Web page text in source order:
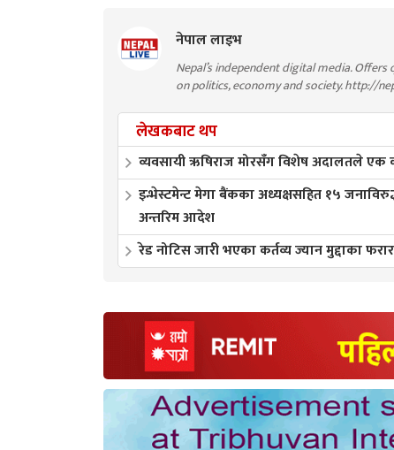
नेपाल लाइभ
Nepal’s independent digital media.
on politics, economy and society. http://
लेखकबाट थप
व्यवसायी ऋषिराज मोरसँग विशेष अदालतले एक
इन्भेस्टमेन्ट मेगा बैंकका अध्यक्षसहित १५
अन्तरिम आदेश
रेड नोटिस जारी भएका कर्तव्य ज्यान मुद्दाका